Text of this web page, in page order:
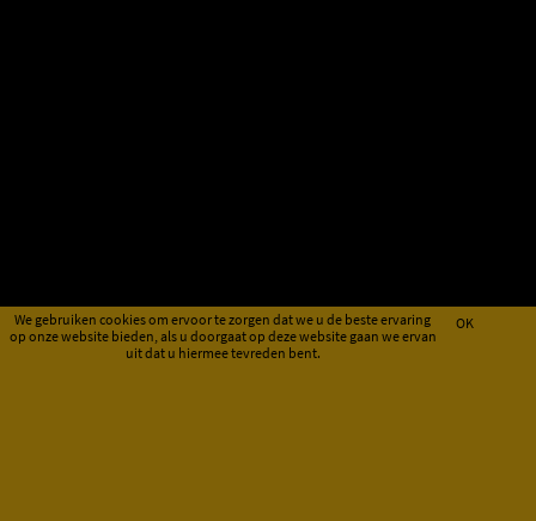
We gebruiken cookies om ervoor te zorgen dat we u de beste ervaring
op onze website bieden, als u doorgaat op deze website gaan we ervan
uit dat u hiermee tevreden bent.
OK